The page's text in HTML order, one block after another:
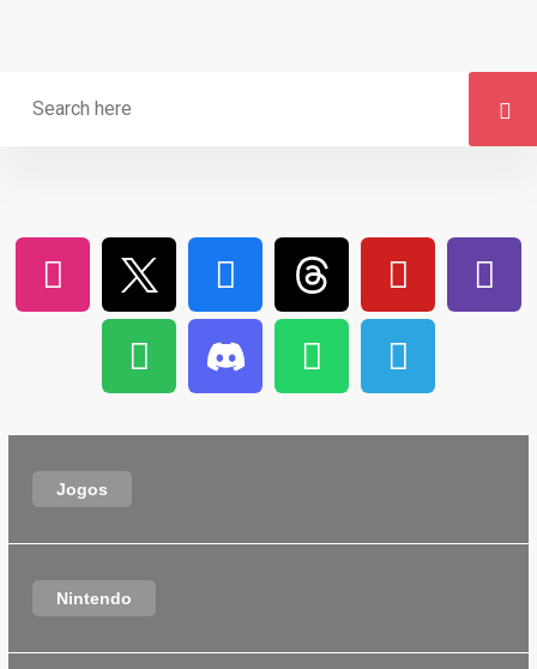
Jogos
Nintendo